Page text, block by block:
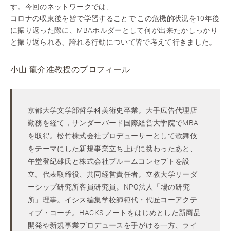
す。今回のネットワークでは、
コロナの収束後を皆で学習することで この危機的状況を10年後
に振り返った際に、MBAホルダーとして何が出来たかしっかり
と振り返られる、誇れる行動について皆で考えて行きました。
小山 龍介准教授のプロフィール
京都大学文学部哲学科美術史卒業。大手広告代理店
勤務を経て，サンダーバード国際経営大学院でMBA
を取得。松竹株式会社プロデューサーとして歌舞伎
をテーマにした新規事業立ち上げに携わったあと、
午堂登紀雄氏と株式会社ブルームコンセプトを設
立。代表取締役、共同経営責任者。立教大学リーダ
ーシップ研究所客員研究員。NPO法人「場の研究
所」理事。イシス編集学校師範代・代匠コーアクテ
ィブ・コーチ。HACKS!ノートをはじめとした新商品
開発や新規事業プロデュースを手がける一方、ライ